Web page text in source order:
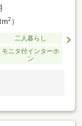
2）
二人暮らし
モニタ付インターホ
ン